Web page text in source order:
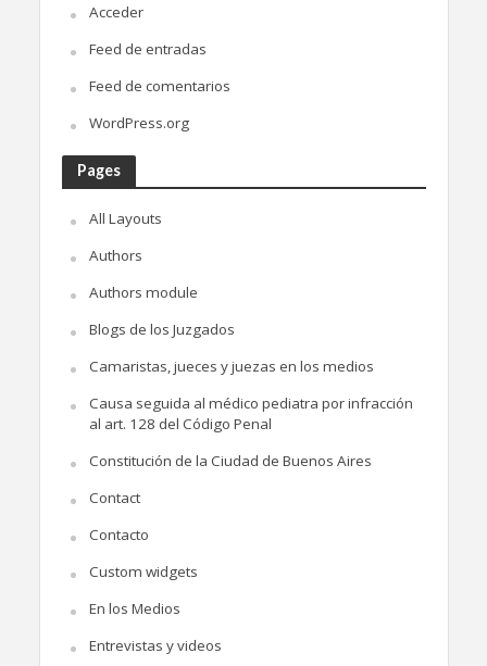
Acceder
Feed de entradas
Feed de comentarios
WordPress.org
Pages
All Layouts
Authors
Authors module
Blogs de los Juzgados
Camaristas, jueces y juezas en los medios
Causa seguida al médico pediatra por infracción
al art. 128 del Código Penal
Constitución de la Ciudad de Buenos Aires
Contact
Contacto
Custom widgets
En los Medios
Entrevistas y videos